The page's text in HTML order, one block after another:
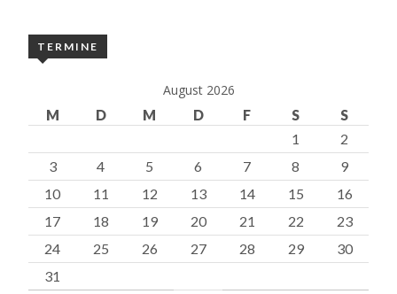
TERMINE
August 2026
M
D M D F S
S
1
2
3
4 5 6 7 8
9
10
11 12 13 14 15
16
17
18 19 20 21 22
23
24
25 26 27 28 29
30
31